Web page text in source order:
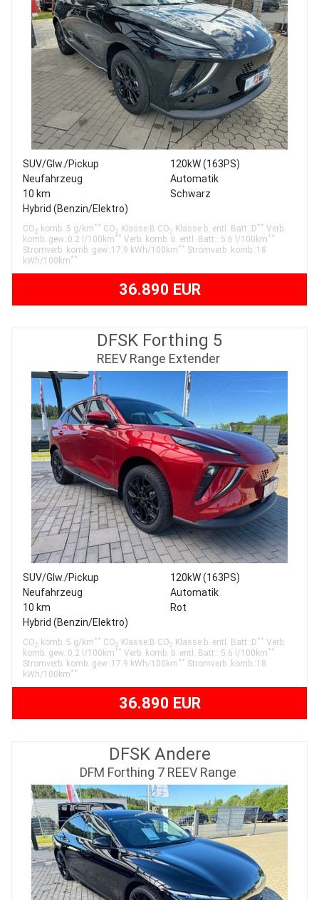
SUV/Glw./Pickup
Neufahrzeug
10 km
Hybrid (Benzin/Elektro)
120kW (163PS)
Automatik
Schwarz
CO2 komb.:5 g/km ** CO2 Klasse:B CO2 Klasse b. entl. Batt.:D ** Verb.
komb. gew.:0.2 l/100km ** Verb. komb. b. entl. Batt.: 5.6 l/100km **
Stromverb. komb. gew.:17.9 kWh/100km ** Stromverb .komb.:18
kWh/100km **
36.890 EUR
DFSK Forthing 5
REEV Range Extender
SUV/Glw./Pickup
Neufahrzeug
10 km
Hybrid (Benzin/Elektro)
120kW (163PS)
Automatik
Rot
CO2 komb.:5 g/km ** CO2 Klasse:B CO2 Klasse b. entl. Batt.:D ** Verb.
komb. gew.:0.2 l/100km ** Verb. komb. b. entl. Batt.: 5.6 l/100km **
Stromverb. komb. gew.:17.9 kWh/100km ** Stromverb .komb.:18
kWh/100km **
36.890 EUR
DFSK Andere
DFM Forthing 7 REEV Range